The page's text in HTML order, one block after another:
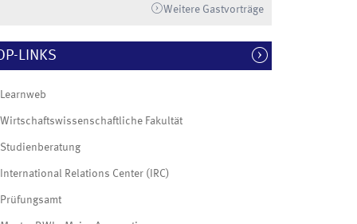
Weitere Gastvorträge
LINKS
Learnweb
Wirtschaftswissenschaftliche Fakultät
Studienberatung
International Relations Center (IRC)
Prüfungsamt